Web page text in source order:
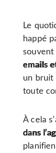
Le
happé
souvent
emails
un bruit
toute
À cela
dans